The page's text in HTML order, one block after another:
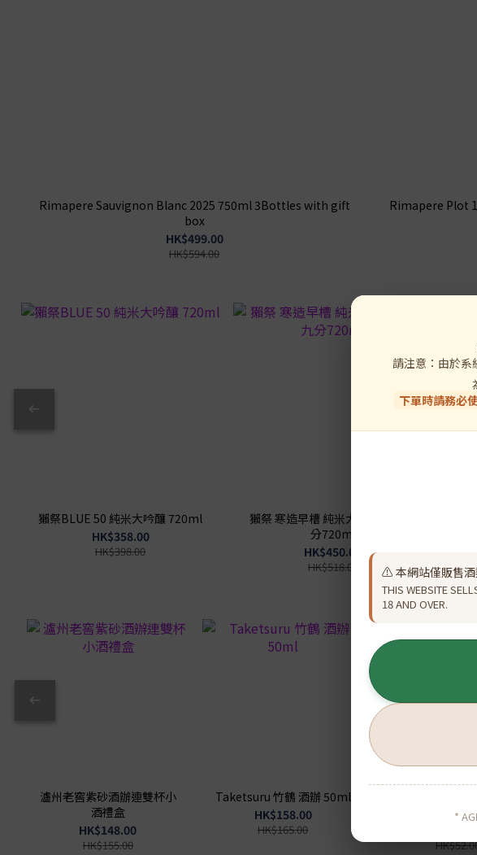
Rimapere Sauvignon Blanc 2025 750ml 3Bottles with gift
box
HK$499.00
HK$594.00
Rimapere Plot
獺祭BLUE 50 純米大吟釀 720ml
HK$358.00
HK$398.00
獺祭 寒造早槽 純米大吟醸 三割九
分720ml
HK$450.00
HK$518.00
瀘州老窖紫砂酒辦連雙杯小
酒禮盒
HK$148.00
HK$155.00
Taketsuru 竹鶴 酒辦 50ml
HK$158.00
HK$165.00
Lai Zhou
50ml
請注意：由於系
下單時請務必
⚠️ 本網站僅販售酒
THIS WEBSITE
18 AND OVER.
*